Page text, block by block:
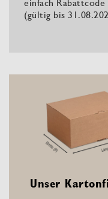
einfach
(gültig bis
Unser